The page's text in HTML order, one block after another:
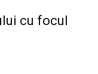
cu focul